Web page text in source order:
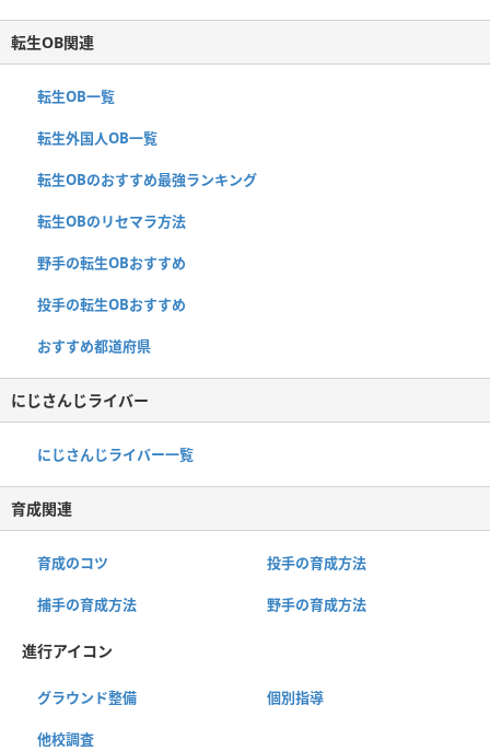
転生OB関連
転生OB一覧
転生外国人OB一覧
転生OBのおすすめ最強ランキング
転生OBのリセマラ方法
野手の転生OBおすすめ
投手の転生OBおすすめ
おすすめ都道府県
にじさんじライバー
にじさんじライバー一覧
育成関連
育成のコツ 投手の育成方法
捕手の育成方法 野手の育成方法
進行アイコン
グラウンド整備 個別指導
他校調査